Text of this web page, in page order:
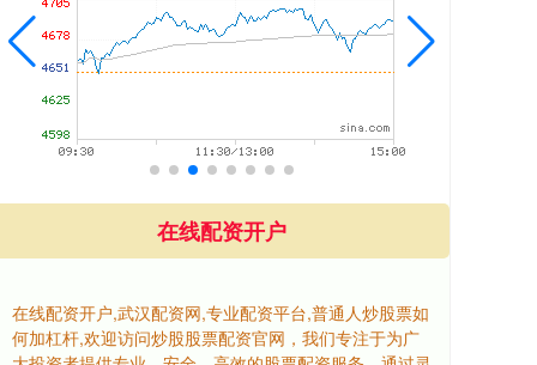
在线配资开户
在线配资开户,武汉配资网,专业配资平台,普通人炒股票如
何加杠杆,欢迎访问炒股股票配资官网，我们专注于为广